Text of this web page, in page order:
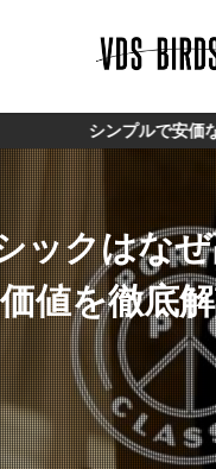
ルで安価ながらしっかりと
ックはな
値を徹底